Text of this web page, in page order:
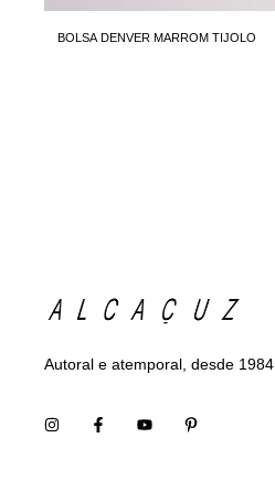
BOLSA DENVER MARROM TIJOLO
Autoral e atemporal, desde 1984.